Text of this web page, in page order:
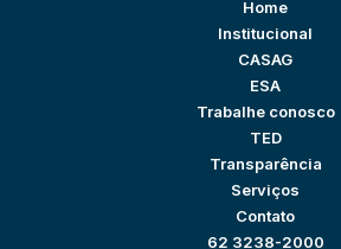
Home
Institucional
CASAG
ESA
Trabalhe conosco
TED
Transparência
Serviços
Contato
62 3238-2000